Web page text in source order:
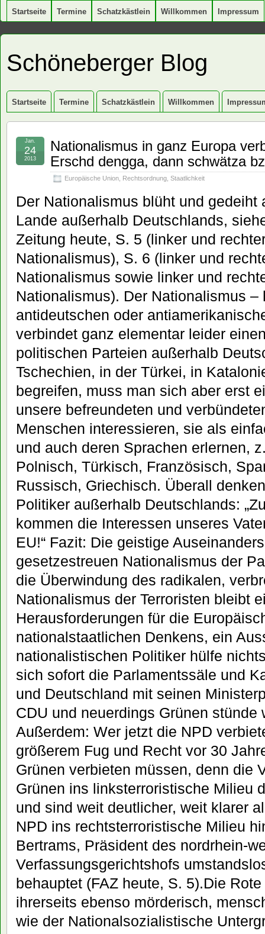
Startseite Termine Schatzkästlein Willkommen Impressum
Schöneberger Blog
Startseite Termine Schatzkästlein Willkommen
Nationalismus in ganz Europa
Erschd dengga, dann schwätza
Europäische Union Rechtsordnung Staatlichkeit
Jan.
24
2013
Der Nationalismus blüht und gedeiht
Lande außerhalb Deutschlands,
Zeitung heute, S. 5 (linker und
Nationalismus), S. 6 (linker und
Nationalismus sowie linker und
Nationalismus). Der Nationalismus –
antideutschen oder
verbindet ganz elementar leider
politischen Parteien außerhalb
Tschechien, in der Türkei, in
begreifen, muss man sich aber erst
unsere befreundeten und
Menschen interessieren, sie als
und auch deren Sprachen erlernen,
Polnisch, Türkisch, Französisch,
Russisch, Griechisch. Überall
Politiker außerhalb Deutschlands:
kommen die Interessen unseres
EU!“ Fazit: Die geistige
gesetzestreuen Nationalismus der
die Überwindung des radikalen,
Nationalismus der Terroristen bleibt
Herausforderungen für die
nationalstaatlichen Denkens, ein
nationalistischen Politiker hülfe
sich sofort die Parlamentssäle und
und Deutschland mit seinen
CDU und neuerdings Grünen stünde
Außerdem: Wer jetzt die NPD
größerem Fug und Recht vor 30
Grünen verbieten müssen, denn die
Grünen ins linksterroristische Milieu
und sind weit deutlicher, weit klarer
NPD ins rechtsterroristische Milieu
Bertrams, Präsident des nordrhein-
Verfassungsgerichtshofs
behauptet (FAZ heute, S. 5).Die
ihrerseits ebenso mörderisch,
wie der Nationalsozialistische